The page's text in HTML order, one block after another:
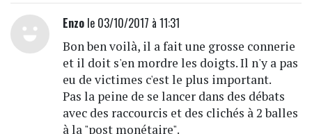
Enzole 03/10/2017 à 11:31
Bon ben voilà, il a fait une grosse connerie
et il doit s'en mordre les doigts. Il n'y a pas
eu de victimes c'est le plus important.
Pas la peine de se lancer dans des débats
avec des raccourcis et des clichés à 2 balles
à la "post monétaire".